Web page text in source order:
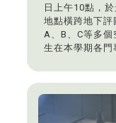
日上午10點，
地點橫跨地下評
A、B、C等多
生在本學期各門
業界知名景觀